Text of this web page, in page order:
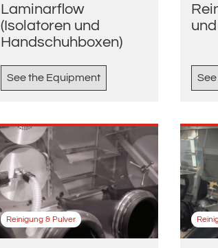
Laminarflow
(Isolatoren und
Handschuhboxen)
See the Equipment
Reinigung & Pulver